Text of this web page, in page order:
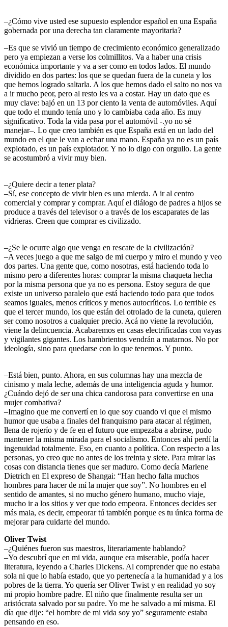
–¿Cómo vive usted ese supuesto esplendor español en una España
gobernada por una derecha tan claramente mayoritaria?
–Es que se vivió un tiempo de crecimiento económico generalizado
pero ya empiezan a verse los colmillitos. Va a haber una crisis
económica importante y va a ser como en todos lados. El mundo
dividido en dos partes: los que se quedan fuera de la cuneta y los
que hemos logrado saltarla. A los que hemos dado el salto no nos va
a ir mucho peor, pero al resto les va a costar. Hay un dato que es
muy clave: bajó en un 13 por ciento la venta de automóviles. Aquí
que todo el mundo tenía uno y lo cambiaba cada año. Es muy
significativo. Toda la vida pasa por el automóvil -.yo no sé
manejar–. Lo que creo también es que España está en un lado del
mundo en el que le van a echar una mano. España ya no es un país
explotado, es un país explotador. Y no lo digo con orgullo. La gente
se acostumbró a vivir muy bien.
–¿Quiere decir a tener plata?
–Sí, ese concepto de vivir bien es una mierda. A ir al centro
comercial y comprar y comprar. Aquí el diálogo de padres a hijos se
produce a través del televisor o a través de los escaparates de las
vidrieras. Creen que comprar es civilizado.
–¿Se le ocurre algo que venga en rescate de la civilización?
–A veces juego a que me salgo de mi cuerpo y miro el mundo y veo
dos partes. Una gente que, como nosotras, está haciendo toda lo
mismo pero a diferentes horas: comprar la misma chaqueta hecha
por la misma persona que ya no es persona. Estoy segura de que
existe un universo paralelo que está haciendo todo para que todos
seamos iguales, menos críticos y menos autocríticos. Lo terrible es
que el tercer mundo, los que están del otrolado de la cuneta, quieren
ser como nosotros a cualquier precio. Acá no viene la revolución,
viene la delincuencia. Acabaremos en casas electrificadas con vayas
y vigilantes gigantes. Los hambrientos vendrán a matarnos. No por
ideología, sino para quedarse con lo que tenemos. Y punto.
–Está bien, punto. Ahora, en sus columnas hay una mezcla de
cinismo y mala leche, además de una inteligencia aguda y humor.
¿Cuándo dejó de ser una chica candorosa para convertirse en una
mujer combativa?
–Imagino que me convertí en lo que soy cuando vi que el mismo
humor que usaba a finales del franquismo para atacar al régimen,
llena de rojerío y de fe en el futuro que empezaba a abrirse, pudo
mantener la misma mirada para el socialismo. Entonces ahí perdí la
ingenuidad totalmente. Eso, en cuanto a política. Con respecto a las
personas, yo creo que no antes de los treinta y siete. Para mirar las
cosas con distancia tienes que ser maduro. Como decía Marlene
Dietrich en El expreso de Shangai: “Han hecho falta muchos
hombres para hacer de mí la mujer que soy”. No hombres en el
sentido de amantes, si no mucho género humano, mucho viaje,
mucho ir a los sitios y ver que todo empeora. Entonces decides ser
más mala, es decir, empeorar tú también porque es tu única forma de
mejorar para cuidarte del mundo.
Oliver Twist
–¿Quiénes fueron sus maestros, literariamente hablando?
–Yo descubrí que en mi vida, aunque era miserable, podía hacer
literatura, leyendo a Charles Dickens. Al comprender que no estaba
sola ni que lo había estado, que yo pertenecía a la humanidad y a los
pobres de la tierra. Yo quería ser Oliver Twist y en realidad yo soy
mi propio hombre padre. El niño que finalmente resulta ser un
aristócrata salvado por su padre. Yo me he salvado a mí misma. El
día que dije: “el hombre de mi vida soy yo” seguramente estaba
pensando en eso.